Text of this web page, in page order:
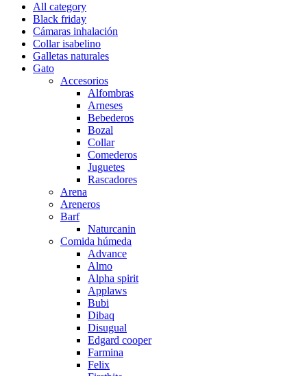
All category
Black friday
Cámaras inhalación
Collar isabelino
Galletas naturales
Gato
Accesorios
Alfombras
Arneses
Bebederos
Bozal
Collar
Comederos
Juguetes
Rascadores
Arena
Areneros
Barf
Naturcanin
Comida húmeda
Advance
Almo
Alpha spirit
Applaws
Bubi
Dibaq
Disugual
Edgard cooper
Farmina
Felix